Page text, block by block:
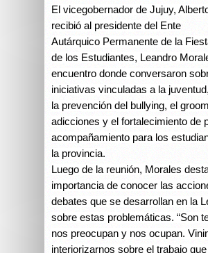
El vicegobernador de Jujuy,
recibió al presidente del Ente
Autárquico Permanente de la
de los Estudiantes, Leandro
encuentro donde conversaron
iniciativas vinculadas a la
la prevención del bullying, el
adicciones y el fortalecimiento de
acompañamiento para los
la provincia.
Luego de la reunión, Morales
importancia de conocer las
debates que se desarrollan en la
sobre estas problemáticas. “Son
nos preocupan y nos ocupan.
interiorizarnos sobre el trabajo